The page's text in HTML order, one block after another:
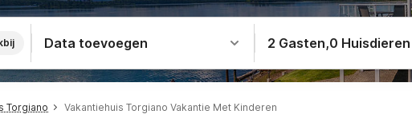
Data toevoegen 2 Gasten,0 Huisdieren
Torgiano Vakantiehuis Torgiano Vakantie Met Kinderen